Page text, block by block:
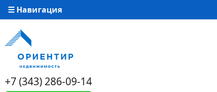
☰ Навигация
+7 (343) 286-09-14